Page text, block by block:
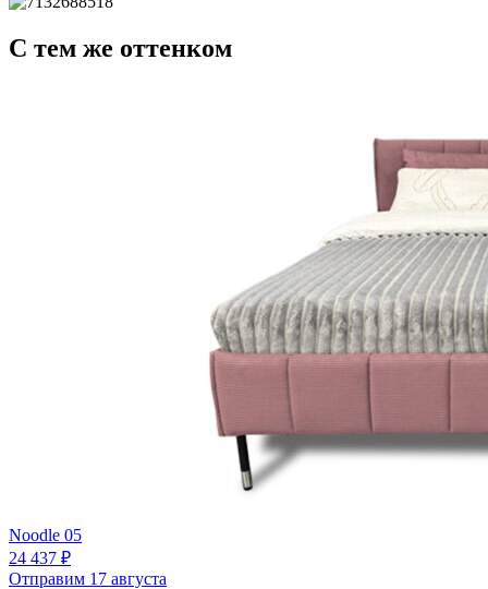
С тем же оттенком
Noodle 05
24 437 ₽
Отправим 17 августа